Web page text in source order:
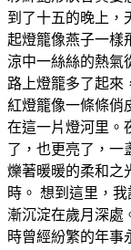
到了十五的晚上，
起燈籠像燕子一樣
涼中一絲絲的熱氣
路上燈籠多了起
紅燈籠像一條條俏
在這一片燈河里。
了，也更亮了，一
爍著暖暖的柔和之
時。 想到這里，
漸沉淀在歲月深處
時曾經紛繁的年事